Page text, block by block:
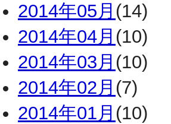
2014年05月 (14)
2014年04月 (10)
2014年03月 (10)
2014年02月 (7)
2014年01月 (10)